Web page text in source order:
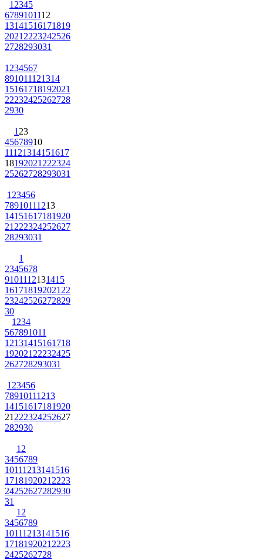
1 2345
6789101112
13141516171819
2021 2223242526
2728293031
1 234567
891011121314
15161718192021
22232425262728
2930
1 23
45678910
11121314151617
18192021 222324
25262728293031
1 23456
78910111213
14151617181920
21 222324252627
28293031
1
2345678
9101112131415
161718192021 22
23242526272829
30
1 234
567891011
12131415161718
192021 22232425
262728293031
1 23456
78910111213
14151617181920
21 222324252627
282930
1 2
3456789
10111213141516
1718192021 2223
24252627282930
31
1 2
3456789
10111213141516
1718192021 2223
2425262728